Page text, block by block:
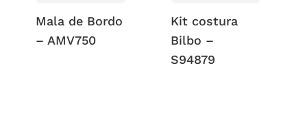
Mala de Bordo
– AMV750
Kit costura
Bilbo –
S94879